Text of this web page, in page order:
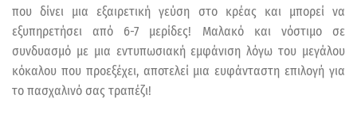
που δίνει μια εξαιρετική γεύση στο κρέας και μπορεί να
εξυπηρετήσει από 6-7 μερίδες! Μαλακό και νόστιμο σε
συνδυασμό με μια εντυπωσιακή εμφάνιση λόγω του μεγάλου
κόκαλου που προεξέχει, αποτελεί μια ευφάνταστη επιλογή για
το πασχαλινό σας τραπέζι!